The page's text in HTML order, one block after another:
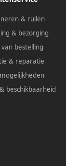
& ruilen
& bezorging
bestelling
& reparatie
beschikbaarheid